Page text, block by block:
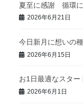
夏至に感謝 循環
2026年6月21日
今日新月に想いの
2026年6月15日
お1日最適なスター
2026年6月1日